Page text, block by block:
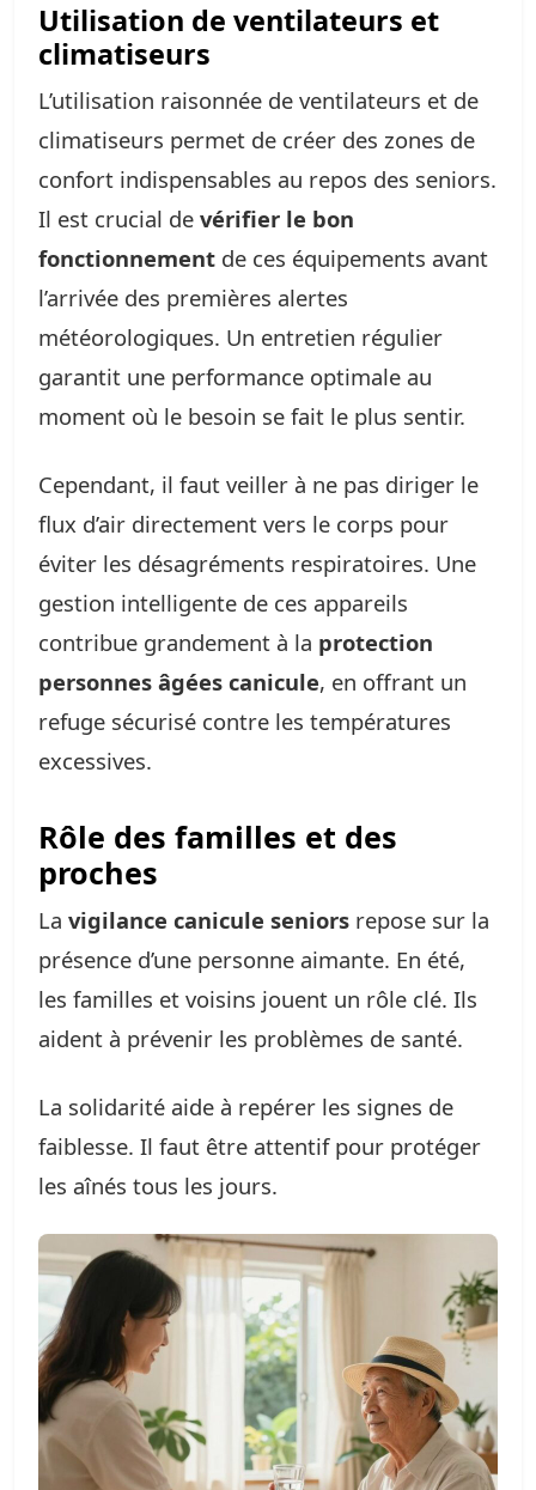
Utilisation de ventilateurs et
climatiseurs
L’utilisation raisonnée de ventilateurs et de
climatiseurs permet de créer des zones de
confort indispensables au repos des seniors.
Il est crucial de vérifier le bon
fonctionnement de ces équipements avant
l’arrivée des premières alertes
météorologiques. Un entretien régulier
garantit une performance optimale au
moment où le besoin se fait le plus sentir.
Cependant, il faut veiller à ne pas diriger le
flux d’air directement vers le corps pour
éviter les désagréments respiratoires. Une
gestion intelligente de ces appareils
contribue grandement à la protection
personnes âgées canicule, en offrant un
refuge sécurisé contre les températures
excessives.
Rôle des familles et des
proches
La vigilance canicule seniors repose sur la
présence d’une personne aimante. En été,
les familles et voisins jouent un rôle clé. Ils
aident à prévenir les problèmes de santé.
La solidarité aide à repérer les signes de
faiblesse. Il faut être attentif pour protéger
les aînés tous les jours.